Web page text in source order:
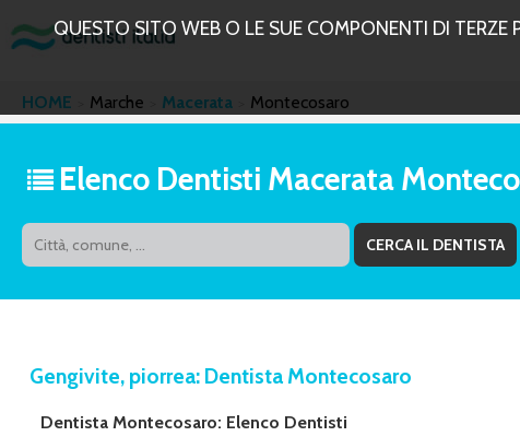
QUESTO SITO WEB O LE SUE COMPONENTI DI TERZE
HOME Marche Macerata Montecosaro
Elenco Dentisti Macerata
Gengivite, piorrea: Dentista Montecosaro
Dentista Montecosaro: Elenco Dentisti